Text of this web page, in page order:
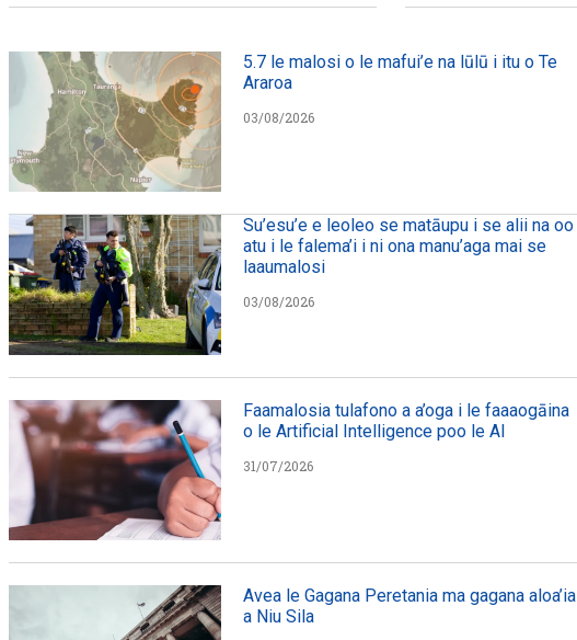
5.7 le malosi o le mafui’e na lūlū i itu o Te
Araroa
03/08/2026
Su’esu’e e leoleo se matāupu i se alii na oo
atu i le falema’i i ni ona manu’aga mai se
laaumalosi
03/08/2026
Faamalosia tulafono a a’oga i le faaaogāina
o le Artificial Intelligence poo le AI
31/07/2026
Avea le Gagana Peretania ma gagana aloa’ia
a Niu Sila